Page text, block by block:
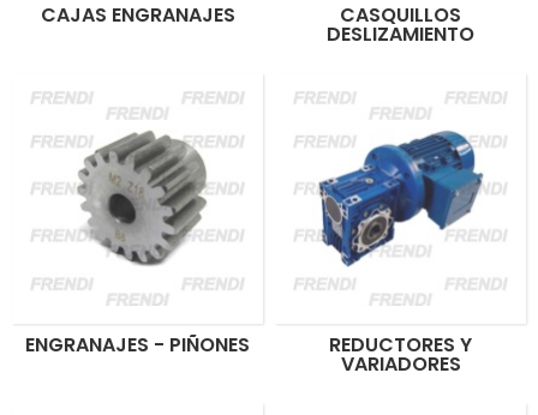
CAJAS ENGRANAJES CASQUILLOS
DESLIZAMIENTO
ENGRANAJES - PIÑONES REDUCTORES Y
VARIADORES